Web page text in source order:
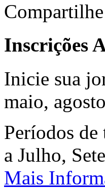
Inscrições
Inicie sua
maio,
Períodos
a Julho,
Mais